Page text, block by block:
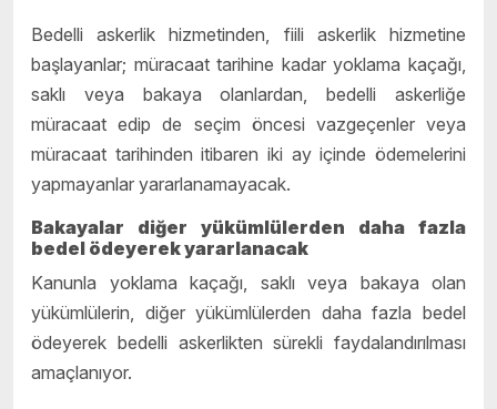
Bedelli askerlik hizmetinden, fiili askerlik hizmetine
başlayanlar; müracaat tarihine kadar yoklama kaçağı,
saklı veya bakaya olanlardan, bedelli askerliğe
müracaat edip de seçim öncesi vazgeçenler veya
müracaat tarihinden itibaren iki ay içinde ödemelerini
yapmayanlar yararlanamayacak.
Bakayalar diğer yükümlülerden daha fazla
bedel ödeyerek yararlanacak
Kanunla yoklama kaçağı, saklı veya bakaya olan
yükümlülerin, diğer yükümlülerden daha fazla bedel
ödeyerek bedelli askerlikten sürekli faydalandırılması
amaçlanıyor.